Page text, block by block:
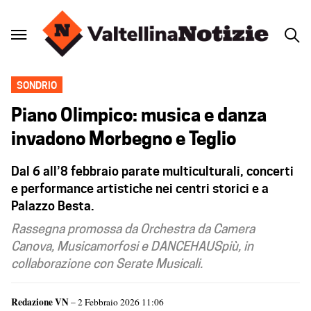
SONDRIO
Piano Olimpico: musica e danza
invadono Morbegno e Teglio
Dal 6 all’8 febbraio parate multiculturali, concerti
e performance artistiche nei centri storici e a
Palazzo Besta.
Rassegna promossa da Orchestra da Camera
Canova, Musicamorfosi e DANCEHAUSpiù, in
collaborazione con Serate Musicali.
Redazione VN– 2 Febbraio 2026 11:06